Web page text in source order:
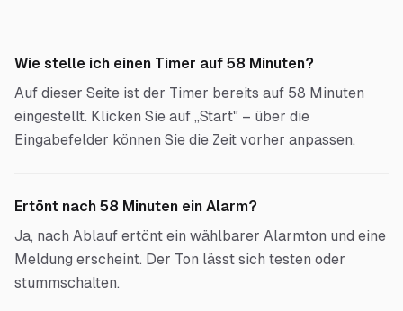
Wie stelle ich einen Timer auf 58 Minuten?
Auf dieser Seite ist der Timer bereits auf 58 Minuten
eingestellt. Klicken Sie auf „Start" – über die
Eingabefelder können Sie die Zeit vorher anpassen.
Ertönt nach 58 Minuten ein Alarm?
Ja, nach Ablauf ertönt ein wählbarer Alarmton und eine
Meldung erscheint. Der Ton lässt sich testen oder
stummschalten.